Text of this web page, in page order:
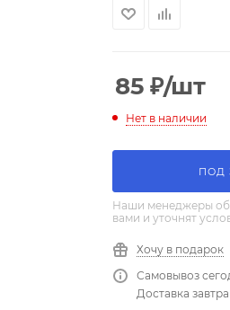
85 ₽/шт
Нет в наличии
ПОД
Наши менеджеры
вами и уточнят
Хочу в подарок
Самовывоз
Доставка